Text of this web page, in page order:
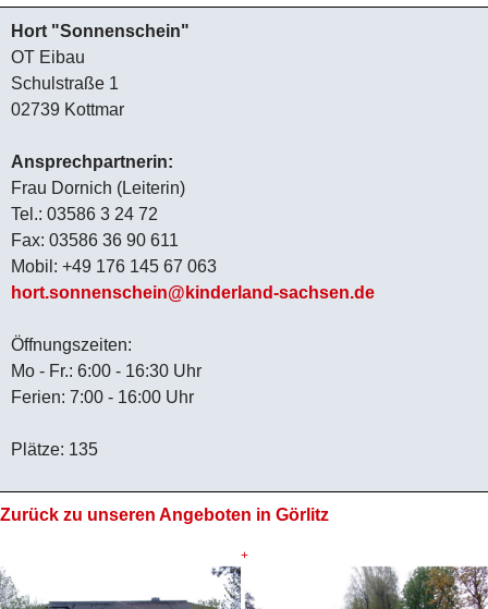
Hort "Sonnenschein"
OT Eibau
Schulstraße 1
02739 Kottmar
Ansprechpartnerin:
Frau Dornich (Leiterin)
Tel.: 03586 3 24 72
Fax: 03586 36 90 611
Mobil: +49 176 145 67 063
hort.sonnenschein@kinderland-sachsen.de
Öffnungszeiten:
Mo - Fr.: 6:00 - 16:30 Uhr
Ferien: 7:00 - 16:00 Uhr
Plätze: 135
Zurück zu unseren Angeboten in Görlitz
+